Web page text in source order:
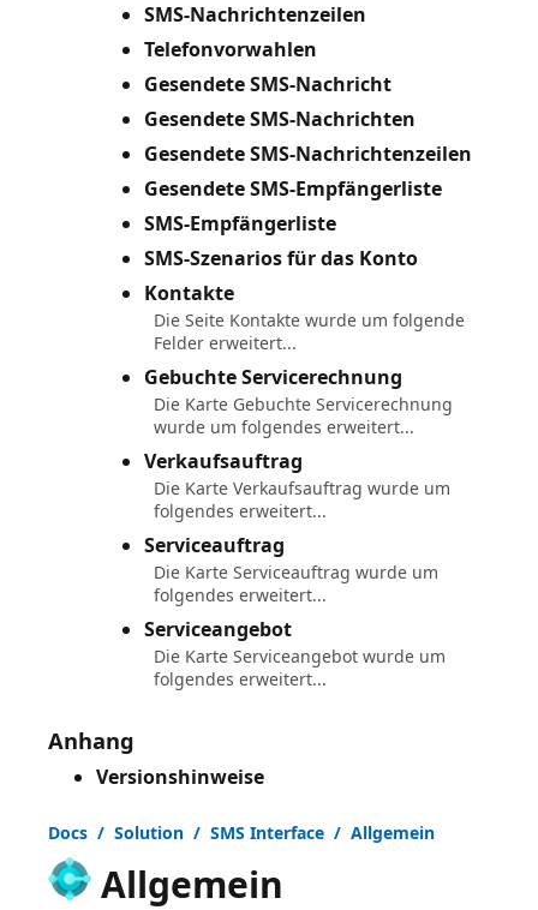
SMS-Nachrichtenzeilen
Telefonvorwahlen
Gesendete SMS-Nachricht
Gesendete SMS-Nachrichten
Gesendete SMS-Nachrichtenzeilen
Gesendete SMS-Empfängerliste
SMS-Empfängerliste
SMS-Szenarios für das Konto
Kontakte
Die Seite Kontakte wurde um folgende
Felder erweitert...
Gebuchte Servicerechnung
Die Karte Gebuchte Servicerechnung
wurde um folgendes erweitert...
Verkaufsauftrag
Die Karte Verkaufsauftrag wurde um
folgendes erweitert...
Serviceauftrag
Die Karte Serviceauftrag wurde um
folgendes erweitert...
Serviceangebot
Die Karte Serviceangebot wurde um
folgendes erweitert...
Anhang
Versionshinweise
Docs / Solution / SMS Interface / Allgemein
Allgemein